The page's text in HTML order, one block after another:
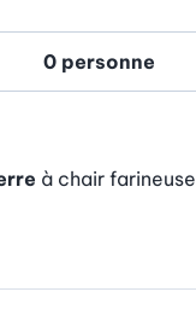
personnes
à chair farineuse